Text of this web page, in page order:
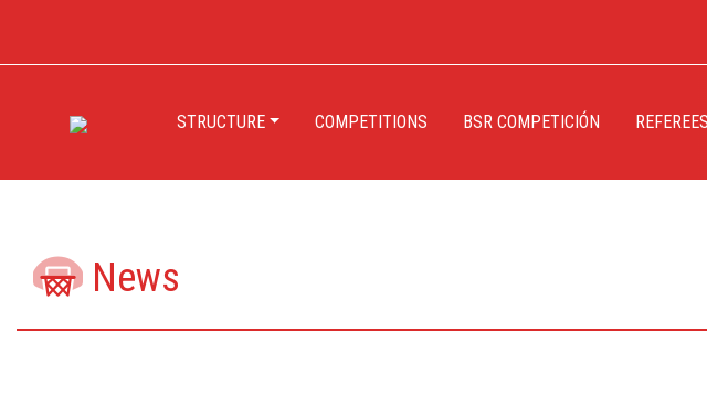
STRUCTURE COMPETITIONS BSR COMPETICIÓN REFEREES
News